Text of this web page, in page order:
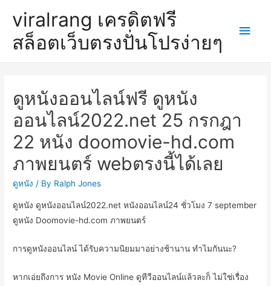
viralrang เครดิตฟรี
สล็อตเว็บตรงปั่นโปรง่ายๆ
Main
ดูหนังออนไลน์ฟรี ดูหนัง
ออนไลน์2022.net 25 กรกฎา
22 หนัง doomovie-hd.com
ภาพยนตร์ webตรงนี้ได้เลย
ดูหนัง / By Ralph Jones
ดูหนัง ดูหนังออนไลน์2022.net หนังออนไลน์24 ชั่วโมง 7 september
ดูหนัง Doomovie-hd.com ภาพยนตร์
การดูหนังออนไลน์ ได้รับความนิยมมาอย่างช้านาน ทำไมกันนะ?
หากเอ่ยถึงการ หนัง Movie Online ดูทีวีออนไลน์แล้วละก็ ไม่ใช่เรื่อง